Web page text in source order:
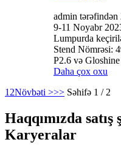
admin
9-11 Noyabr
Lumpurda
Stend Nömrəsi:
P2.6 və
Daha çox oxu
1 2Növbəti >>> Səhifə 1 / 2
Haqqımızda
Karyeralar